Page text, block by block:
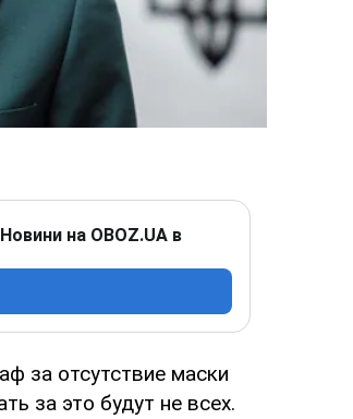
на OBOZ.UA в
за отсутствие маски
за это будут не всех.